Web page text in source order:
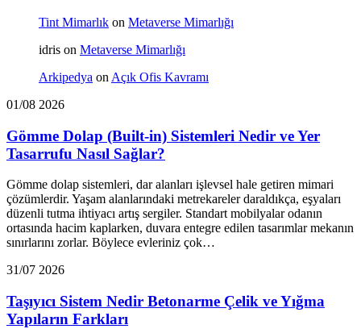
Tint Mimarlık on Metaverse Mimarlığı
idris on Metaverse Mimarlığı
Arkipedya on Açık Ofis Kavramı
01/08 2026
Gömme Dolap (Built-in) Sistemleri Nedir ve Yer
Tasarrufu Nasıl Sağlar?
Gömme dolap sistemleri, dar alanları işlevsel hale getiren mimari
çözümlerdir. Yaşam alanlarındaki metrekareler daraldıkça, eşyaları
düzenli tutma ihtiyacı artış sergiler. Standart mobilyalar odanın
ortasında hacim kaplarken, duvara entegre edilen tasarımlar mekanın
sınırlarını zorlar. Böylece evleriniz çok…
31/07 2026
Taşıyıcı Sistem Nedir Betonarme Çelik ve Yığma
Yapıların Farkları